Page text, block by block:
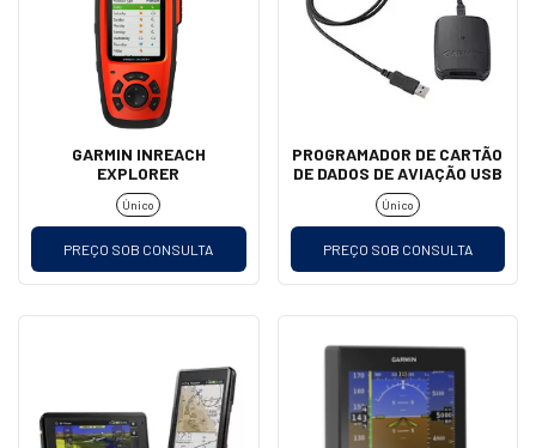
GARMIN INREACH
EXPLORER
Único
PREÇO SOB CONSULTA
PROGRAMADOR DE CARTÃO
DE DADOS DE AVIAÇÃO USB
Único
PREÇO SOB CONSULTA